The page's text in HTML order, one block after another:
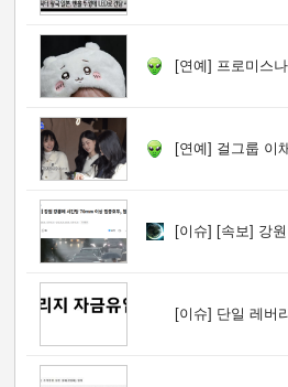
[연예] 프로미스
[연예] 걸그룹 이채
[이슈] [속보] 강원 강
[이슈] 단일 레버